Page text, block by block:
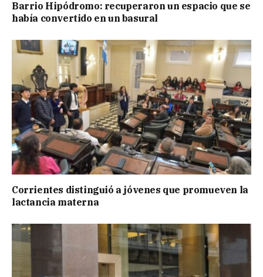
Barrio Hipódromo: recuperaron un espacio que se
había convertido en un basural
Corrientes distinguió a jóvenes que promueven la
lactancia materna